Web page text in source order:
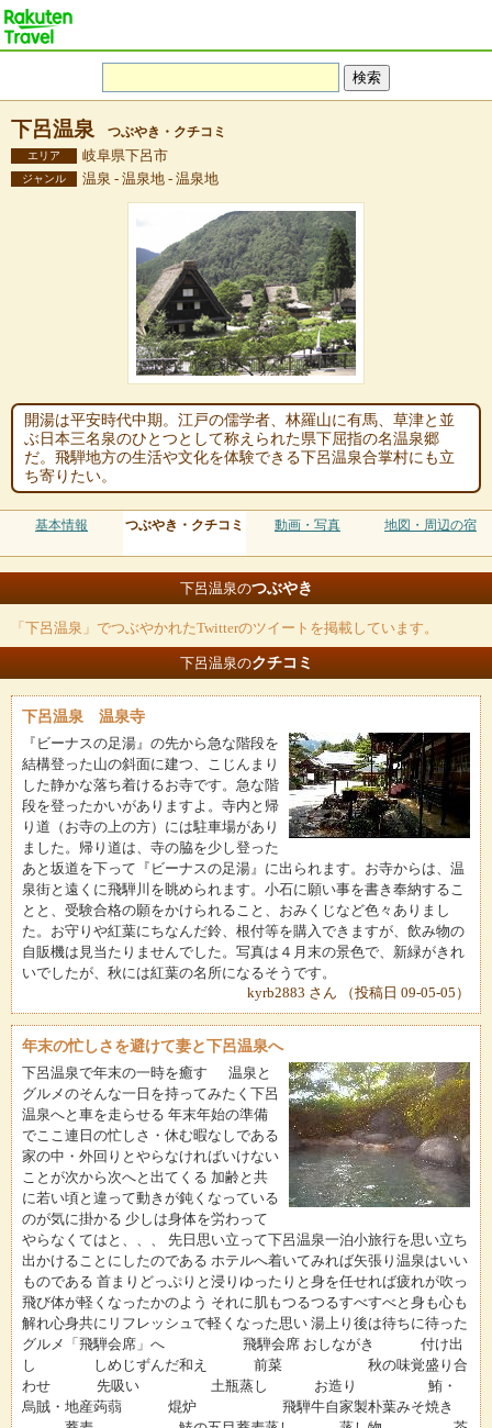
下呂温泉 つぶやき・クチコミ
エリア 岐阜県下呂市
ジャンル 温泉 - 温泉地 - 温泉地
開湯は平安時代中期。江戸の儒学者、林羅山に有馬、草津と並
ぶ日本三名泉のひとつとして称えられた県下屈指の名温泉郷
だ。飛騨地方の生活や文化を体験できる下呂温泉合掌村にも立
ち寄りたい。
基本情報 つぶやき・クチコミ 動画・写真 地図・周辺の宿
下呂温泉のつぶやき
「下呂温泉」でつぶやかれたTwitterのツイートを掲載しています。
下呂温泉のクチコミ
下呂温泉 温泉寺
『ビーナスの足湯』の先から急な階段を
結構登った山の斜面に建つ、こじんまり
した静かな落ち着けるお寺です。急な階
段を登ったかいがありますよ。寺内と帰
り道（お寺の上の方）には駐車場があり
ました。帰り道は、寺の脇を少し登った
あと坂道を下って『ビーナスの足湯』に出られます。お寺からは、温
泉街と遠くに飛騨川を眺められます。小石に願い事を書き奉納するこ
とと、受験合格の願をかけられること、おみくじなど色々ありまし
た。お守りや紅葉にちなんだ鈴、根付等を購入できますが、飲み物の
自販機は見当たりませんでした。写真は４月末の景色で、新緑がきれ
いでしたが、秋には紅葉の名所になるそうです。
kyrb2883 さん （投稿日 09-05-05）
年末の忙しさを避けて妻と下呂温泉へ
下呂温泉で年末の一時を癒す 温泉と
グルメのそんな一日を持ってみたく下呂
温泉へと車を走らせる 年末年始の準備
でここ連日の忙しさ・休む暇なしである
家の中・外回りとやらなければいけない
ことが次から次へと出てくる 加齢と共
に若い頃と違って動きが鈍くなっている
のが気に掛かる 少しは身体を労わって
やらなくてはと、、、 先日思い立って下呂温泉一泊小旅行を思い立ち
出かけることにしたのである ホテルへ着いてみれば矢張り温泉はいい
ものである 首まりどっぷりと浸りゆったりと身を任せれば疲れが吹っ
飛び体が軽くなったかのよう それに肌もつるつるすべすべと身も心も
解れ心身共にリフレッシュで軽くなった思い 湯上り後は待ちに待った
グルメ「飛騨会席」へ 飛騨会席 おしながき 付け出
し しめじずんだ和え 前菜 秋の味覚盛り合
わせ 先吸い 土瓶蒸し お造り 鮪・
烏賊・地産蒟蒻 焜炉 飛騨牛自家製朴葉みそ焼き